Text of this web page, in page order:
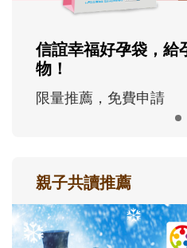
信誼幸福好孕袋，給
物！
限量推薦，免費申請
親子共讀推薦